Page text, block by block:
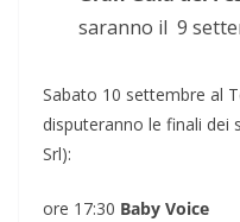
saranno il 9
Sabato 10 settembre al
disputeranno le finali dei
Srl):
ore 17:30 Baby Voice